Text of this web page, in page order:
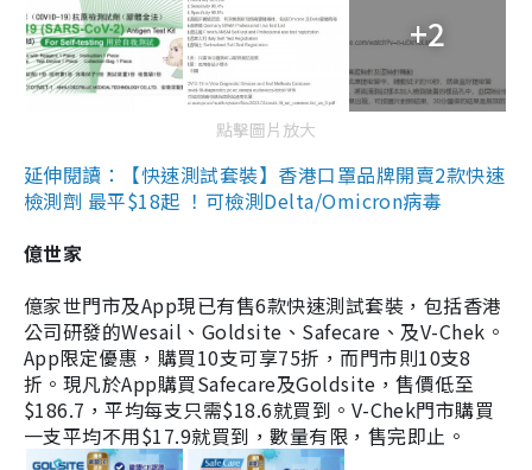
+2
點擊圖片放大
延伸閱讀：【快速測試套裝】香港口罩品牌開賣2款快速
檢測劑 最平$18起 ！可檢測Delta/Omicron病毒
億世家
億家世門市及App現已有售6款快速測試套裝，包括香港
公司研發的Wesail、Goldsite、Safecare、及V-Chek。
App限定優惠，購買10支可享75折，而門市則10支8
折。現凡於App購買Safecare及Goldsite，售價低至
$186.7，平均每支只需$18.6就買到。V-Chek門市購買
一支平均不用$17.9就買到，數量有限，售完即止。